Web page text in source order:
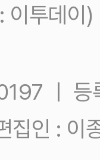
이투데
ㅣ
집인 : 이